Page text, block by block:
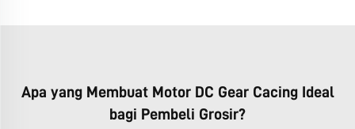
Apa yang Membuat Motor DC Gear Cacing Ideal
bagi Pembeli Grosir?